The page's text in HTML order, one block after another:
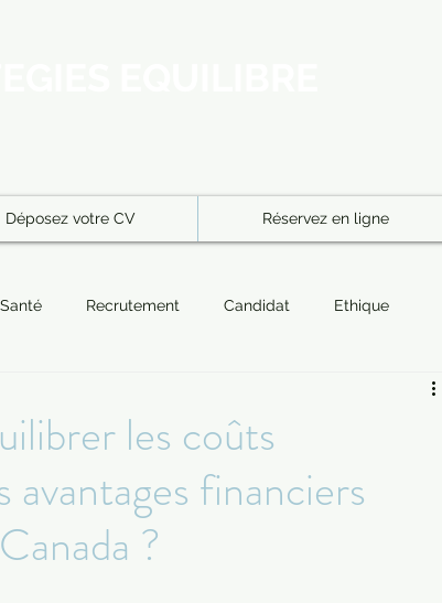
Déposez votre CV Réservez en ligne
Santé Recrutement Candidat Ethique
résidence permanente québec
les coûts
avantages financiers
?